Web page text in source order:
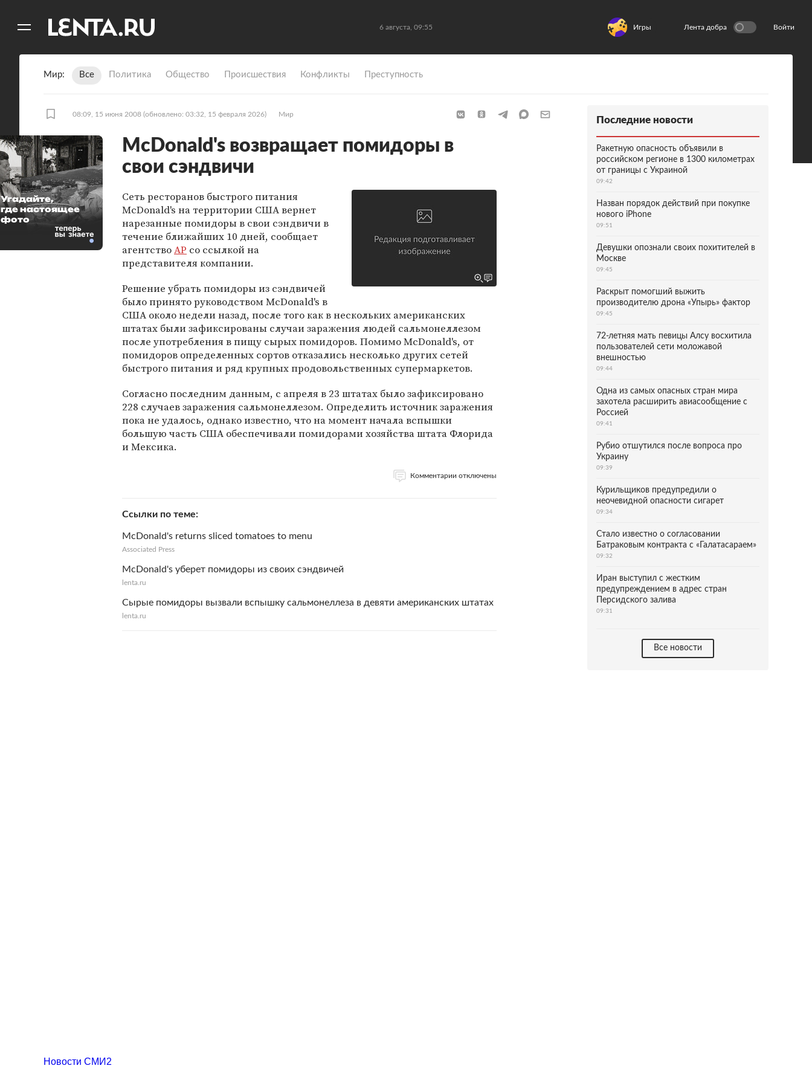
6 августа, 09:55 Игры Лента добра Войти
Мир Все Политика Общество Происшествия Конфликты Преступность
08:09, 15 июня 2008 (обновлено: 03:32, 15 февраля 2026) Мир
McDonald's возвращает помидоры в
свои сэндвичи
Сеть ресторанов быстрого питания
McDonald's на территории США вернет
нарезанные помидоры в свои сэндвичи в
течение ближайших 10 дней, сообщает
агентствоAP со ссылкой на
представителя компании.
Решение убрать помидоры из сэндвичей
было принято руководством McDonald's в
США около недели назад, после того как в нескольких американских
штатах были зафиксированы случаи заражения людей сальмонеллезом
после употребления в пищу сырых помидоров. Помимо McDonald's, от
помидоров определенных сортов отказались несколько других сетей
быстрого питания и ряд крупных продовольственных супермаркетов.
Согласно последним данным, с апреля в 23 штатах было зафиксировано
228 случаев заражения сальмонеллезом. Определить источник заражения
пока не удалось, однако известно, что на момент начала вспышки
большую часть США обеспечивали помидорами хозяйства штата Флорида
и Мексика.
Комментарии отключены
Ссылки по теме
McDonald's returns sliced tomatoes to menu
Associated Press
McDonald's уберет помидоры из своих сэндвичей
lenta.ru
Сырые помидоры вызвали вспышку сальмонеллеза в девяти американских штатах
lenta.ru
Угадайте,
где настоящее
фото
Последние новости
Ракетную опасность объявили в
российском регионе в 1300 километрах
от границы с Украиной
09:42
Назван порядок действий при покупке
нового iPhone
09:51
Девушки опознали своих похитителей в
Москве
09:45
Раскрыт помогший выжить
производителю дрона «Упырь» фактор
09:45
72-летняя мать певицы Алсу восхитила
пользователей сети моложавой
внешностью
09:44
Одна из самых опасных стран мира
захотела расширить авиасообщение с
Россией
09:41
Рубио отшутился после вопроса про
Украину
09:39
Курильщиков предупредили о
неочевидной опасности сигарет
09:34
Стало известно о согласовании
Батраковым контракта с «Галатасараем»
09:32
Иран выступил с жестким
предупреждением в адрес стран
Персидского залива
09:31
Все новости
Новости СМИ2